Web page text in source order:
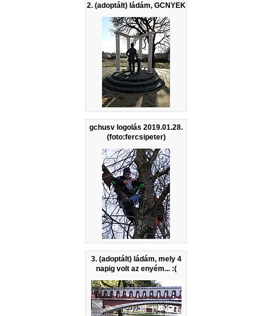
2. (adoptált) ládám, GCNYEK
gchusv logolás 2019.01.28.
(foto:fercsipeter)
3. (adoptált) ládám, mely 4
napig volt az enyém... :(